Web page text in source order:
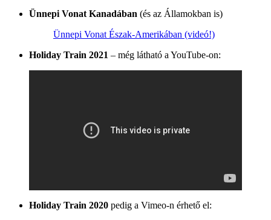
Ünnepi Vonat Kanadában (és az Államokban is)
Ünnepi Vonat Észak-Amerikában (videó!)
Holiday Train 2021 – még látható a YouTube-on:
Holiday Train 2020 pedig a Vimeo-n érhető el: